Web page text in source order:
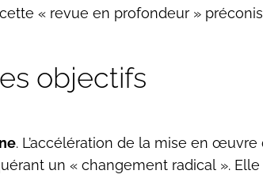
« revue en profondeur »
objectifs
. L’accélération de la mise en
un « changement radical ».